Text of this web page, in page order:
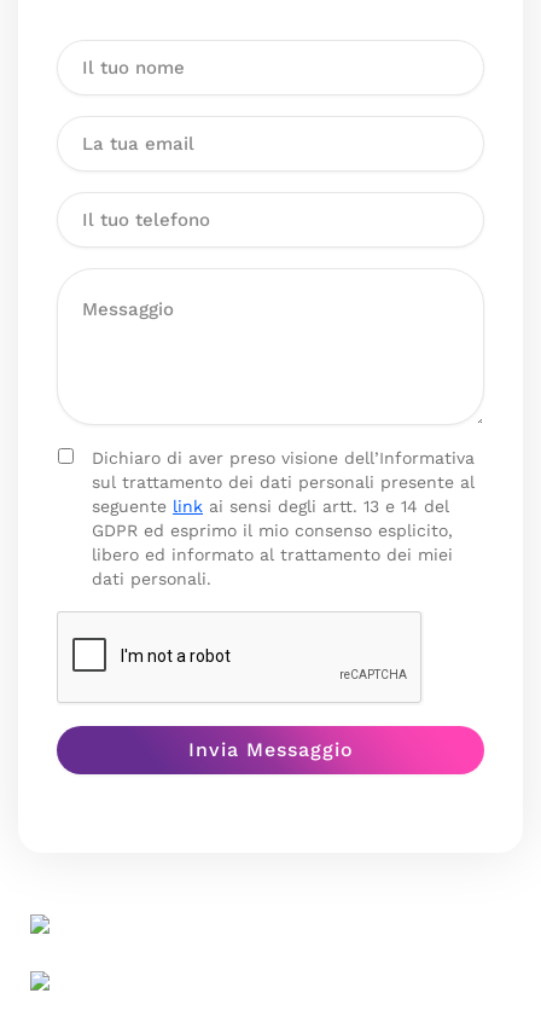
Dichiaro di aver preso visione dell’Informativa
sul trattamento dei dati personali presente al
seguente link ai sensi degli artt. 13 e 14 del
GDPR ed esprimo il mio consenso esplicito,
libero ed informato al trattamento dei miei
dati personali.